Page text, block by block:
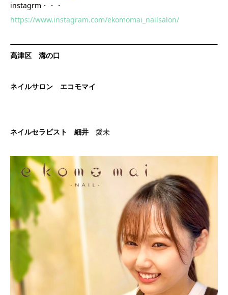
instagrm・・・
https://www.instagram.com/ekomomai_nailsalon/
高津区 溝の口
ネイルサロン エコモマイ
ネイルセラピスト 細井 愛未